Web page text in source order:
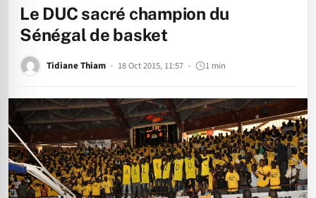
Le DUC sacré champion du
Sénégal de basket
Tidiane Thiam 18 Oct 2015, 11:57 1 min